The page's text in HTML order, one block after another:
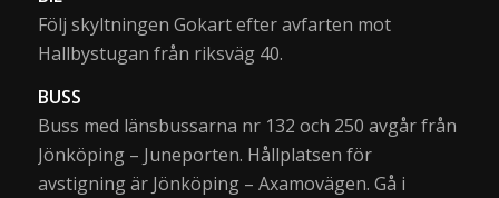
Följ skyltningen Gokart efter avfarten mot
Hallbystugan från riksväg 40.
BUSS
Buss med länsbussarna nr 132 och 250 avgår från
Jönköping – Juneporten. Hållplatsen för
avstigning är Jönköping – Axamovägen. Gå i